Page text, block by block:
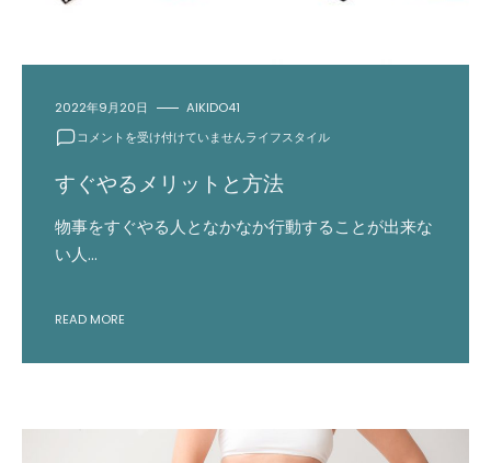
2022年9月20日
AIKIDO41
す
や
る
メ
リ
ッ
方
は
コメントを受け付けていませんライフスタイル
すぐやるメリットと方法
物事をすぐやる人となかなか行動することが出来な
い人…
READ MORE